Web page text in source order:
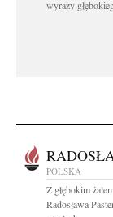
wyrazy
POLSKA
Z głębokim
Radosława